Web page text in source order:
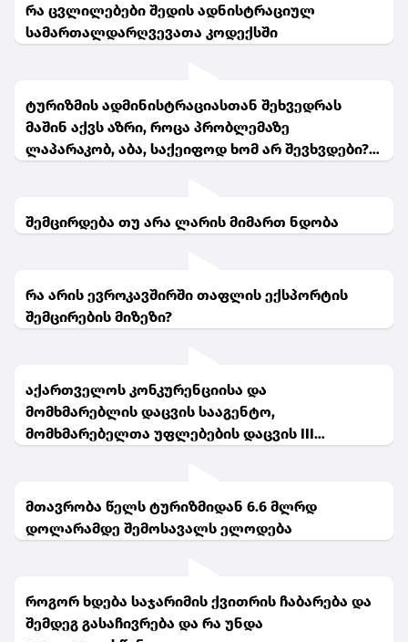
რა ცვლილებები შედის ადნისტრაციულ
სამართალდარღვევათა კოდექსში
ტურიზმის ადმინისტრაციასთან შეხვედრას
მაშინ აქვს აზრი, როცა პრობლემაზე
ლაპარაკობ, აბა, საქეიფოდ ხომ არ შევხვდები?!-
შემცირდება თუ არა ლარის მიმართ ნდობა
რა არის ევროკავშირში თაფლის ექსპორტის
შემცირების მიზეზი?
აქართველოს კონკურენციისა და
მომხმარებლის დაცვის სააგენტო,
მომხმარებელთა უფლებების დაცვის III
მომზადების პროგრამას იწყებს.
მთავრობა წელს ტურიზმიდან 6.6 მლრდ
დოლარამდე შემოსავალს ელოდება
როგორ ხდება საჯარიმის ქვითრის ჩაბარება და
შემდეგ გასაჩივრება და რა უნდა